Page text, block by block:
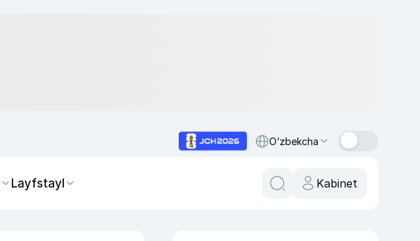
O‘zbekcha
Layfstayl Kabinet